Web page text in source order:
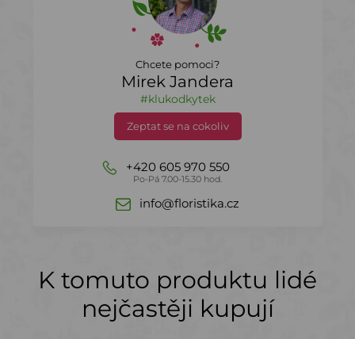
Chcete pomoci?
Mirek Jandera
#klukodkytek
Zeptat se na cokoliv
+420 605 970 550
Po-Pá 7.00-15.30 hod.
info@floristika.cz
K tomuto produktu lidé
nejčastěji kupují